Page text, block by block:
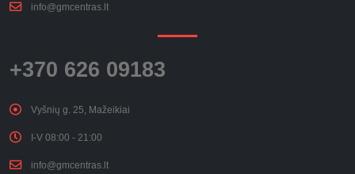
info@gmcentras.lt
+370 626 09183
Vyšnių g. 25, Mažeikiai
I-V 08:00 - 21:00
info@gmcentras.lt